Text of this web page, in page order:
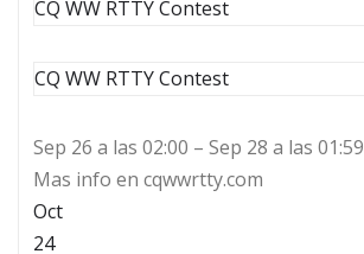
CQ WW RTTY Contest
CQ WW RTTY Contest
Sep 26 a las 02:00 – Sep 28 a las 01:59
Mas info en cqwwrtty.com
Oct
24